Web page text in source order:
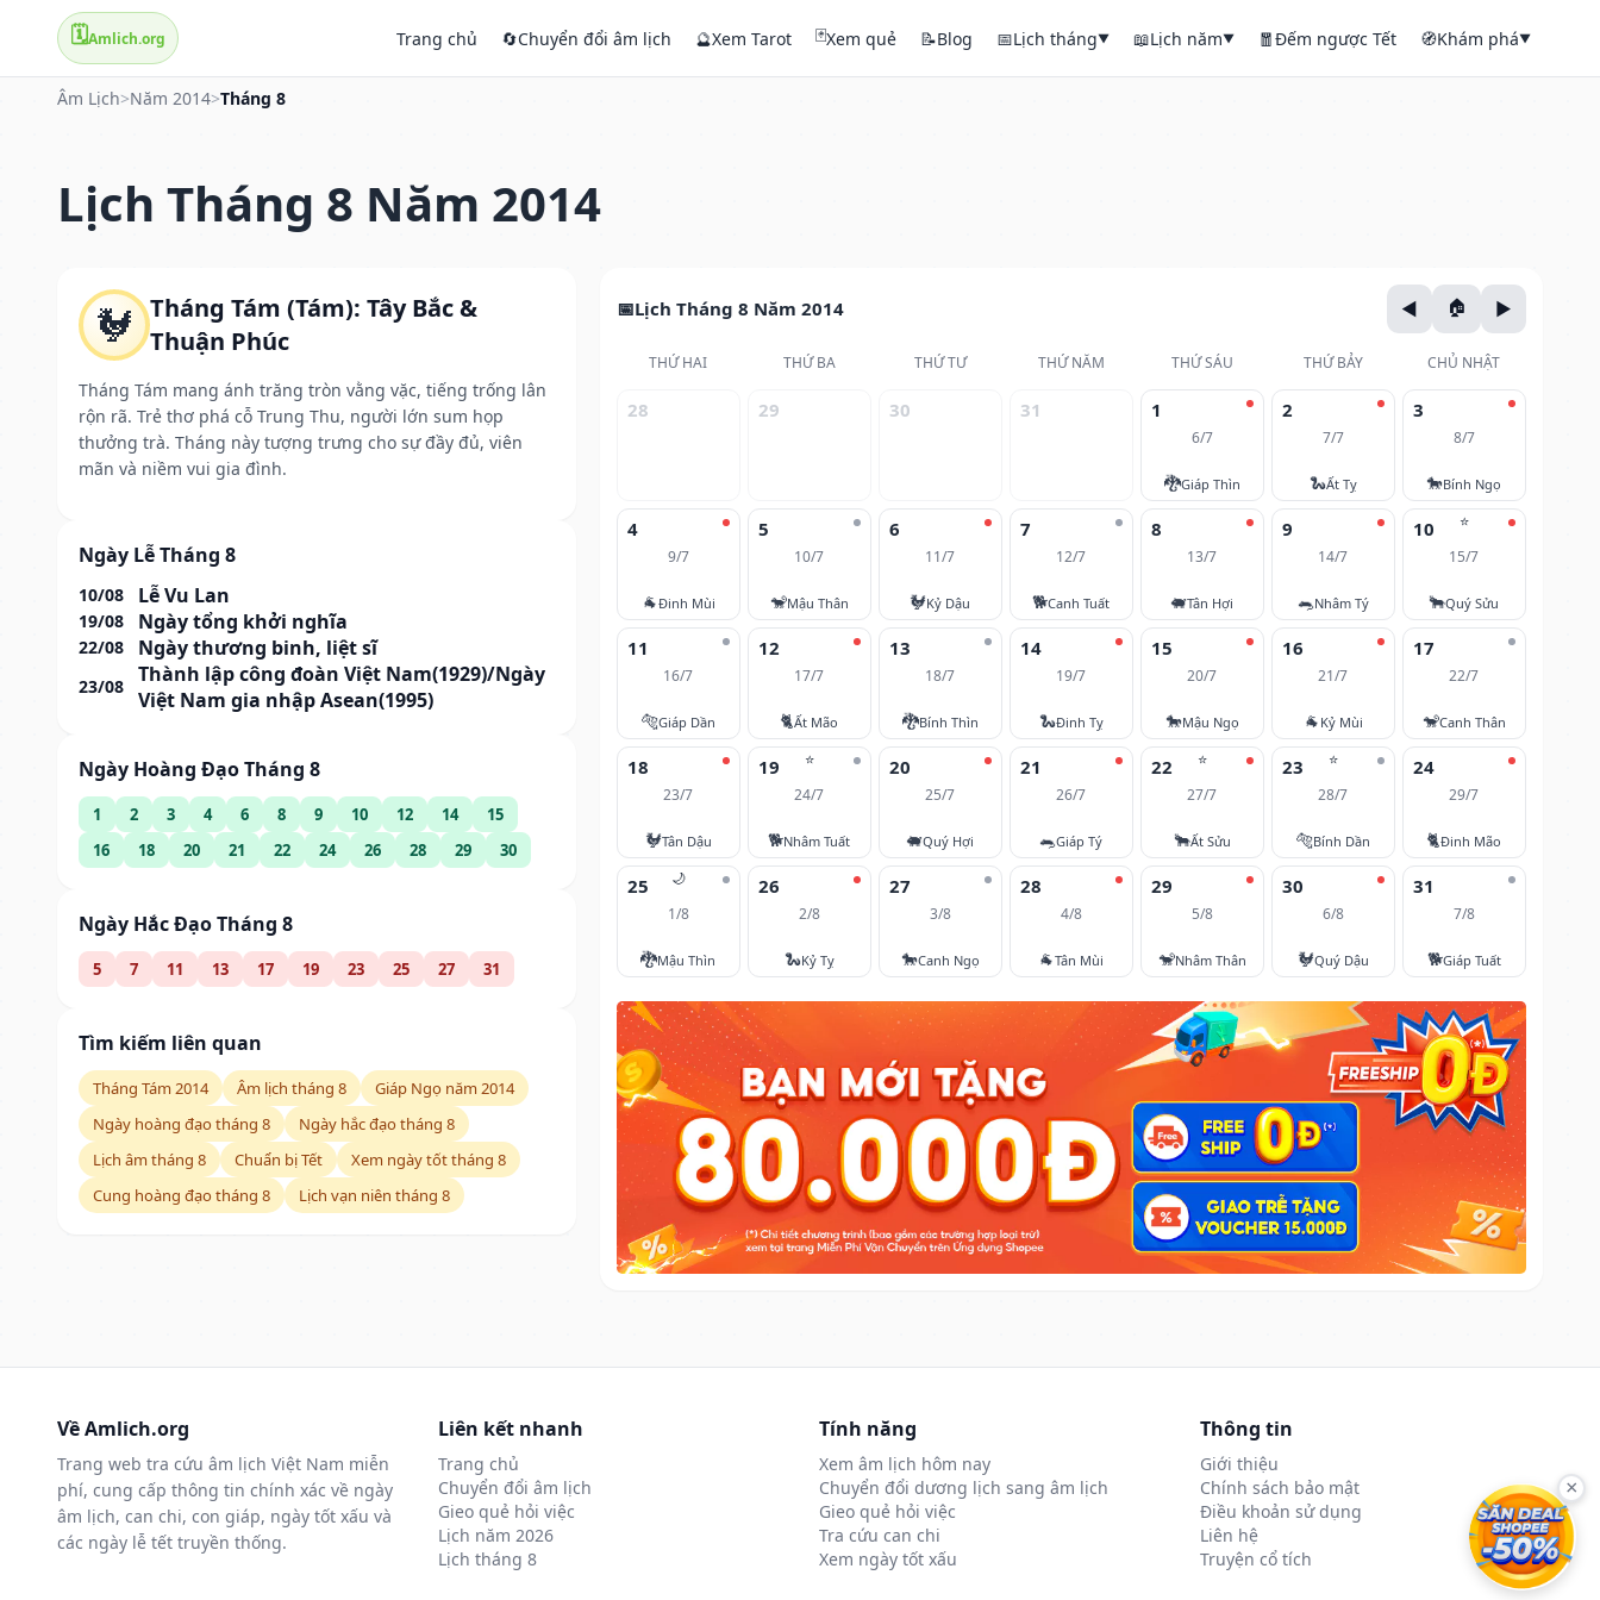
🗓️Amlich.org Trang chủ 🔄Chuyển đổi âm lịch 🔮Xem Tarot 🃏Xem quẻ 📝Blog 📅Lịch tháng▼ 📖Lịch năm▼ 🧧Đếm ngược Tết 🧭Khám phá▼
Âm Lịch>Năm 2014>Tháng 8
Lịch Tháng 8 Năm 2014
🐓 Tháng Tám (Tám): Tây Bắc &
Thuận Phúc
Tháng Tám mang ánh trăng tròn vằng vặc, tiếng trống lân
rộn rã. Trẻ thơ phá cỗ Trung Thu, người lớn sum họp
thưởng trà. Tháng này tượng trưng cho sự đầy đủ, viên
mãn và niềm vui gia đình.
Ngày Lễ Tháng 8
10/08 Lễ Vu Lan
19/08 Ngày tổng khởi nghĩa
22/08 Ngày thương binh, liệt sĩ
23/08
Thành lập công đoàn Việt Nam(1929)/Ngày
Việt Nam gia nhập Asean(1995)
Ngày Hoàng Đạo Tháng 8
1 2 3 4 6 8 9 10 12 14
15
16
18 20 21 22 24 26 28 29 30
Ngày Hắc Đạo Tháng 8
5 7 11 13 17 19 23 25 27 31
Tìm kiếm liên quan
Tháng Tám 2014 Âm lịch tháng 8
Giáp Ngọ năm 2014
Ngày hoàng đạo tháng 8
Ngày hắc đạo tháng 8
Lịch âm tháng 8
Chuẩn bị Tết
Xem ngày tốt tháng 8
Cung hoàng đạo tháng 8
Lịch vạn niên tháng 8
Lịch Tháng 8 Năm 2014
THỨ HAI THỨ BA THỨ TƯ THỨ NĂM THỨ SÁU THỨ BẢY CHỦ NHẬT
28 29 30 31 1
6/7
🐉Giáp Thìn
2
7/7
🐍Ất Tỵ
3
8/7
🐎Bính Ngọ
4
9/7
🐐Đinh Mùi
5
10/7
🐒Mậu Thân
6
11/7
🐓Kỷ Dậu
7
12/7
🐕Canh Tuất
8
13/7
🐖Tân Hợi
9
14/7
🐀Nhâm Tý
⭐
10
15/7
🐂Quý Sửu
11
16/7
🐅Giáp Dần
12
17/7
🐈Ất Mão
13
18/7
🐉Bính Thìn
14
19/7
🐍Đinh Tỵ
15
20/7
🐎Mậu Ngọ
16
21/7
🐐 Kỷ Mùi
17
22/7
🐒Canh Thân
18
23/7
🐓Tân Dậu
⭐
19
24/7
🐕Nhâm Tuất
20
25/7
🐖Quý Hợi
21
26/7
🐀Giáp Tý
⭐
22
27/7
🐂Ất Sửu
⭐
23
28/7
🐅Bính Dần
24
29/7
🐈Đinh Mão
🌙
25
1/8
🐉Mậu Thìn
26
2/8
🐍Kỷ Tỵ
27
3/8
🐎Canh Ngọ
28
4/8
🐐Tân Mùi
29
5/8
🐒Nhâm Thân
30
6/8
🐓Quý Dậu
31
7/8
🐕Giáp Tuất
Về Amlich.org
Trang web tra cứu âm lịch Việt Nam miễn
phí, cung cấp thông tin chính xác về ngày
âm lịch, can chi, con giáp, ngày tốt xấu và
các ngày lễ tết truyền thống.
Liên kết nhanh
Trang chủ
Chuyển đổi âm lịch
Gieo quẻ hỏi việc
Lịch năm 2026
Lịch tháng 8
Tính năng
Xem âm lịch hôm nay
Chuyển đổi dương lịch sang âm lịch
Gieo quẻ hỏi việc
Tra cứu can chi
Xem ngày tốt xấu
Thông tin
Giới thiệu
Chính sách bảo mật
Điều khoản sử dụng
Liên hệ
Truyện cổ tích
×